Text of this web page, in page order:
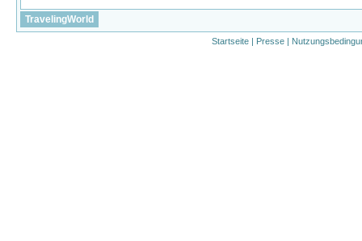
TravelingWorld
Startseite | Presse |